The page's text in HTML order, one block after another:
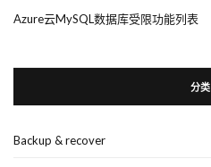
Azure云MySQL数据库受限功能列表
分类
Backup & recover